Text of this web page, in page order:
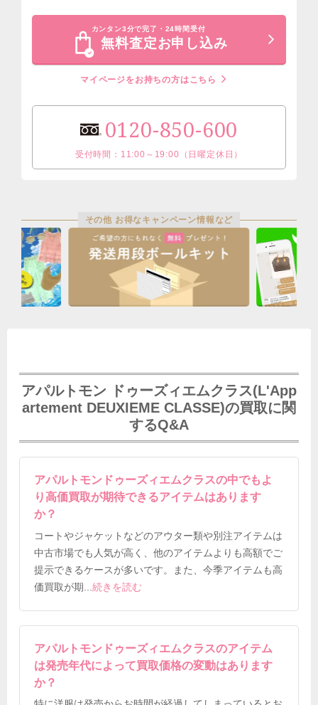
カンタン3分で完了・24時間受付
無料査定お申し込み
マイページをお持ちの方はこちら
0120-850-600
受付時間：11:00～19:00（日曜定休日）
その他 お得なキャンペーン情報など
アパルトモン ドゥーズィエムクラス(L'App
artement DEUXIEME CLASSE)の買取に関
するQ&A
アパルトモンドゥーズィエムクラスの中でもよ
り高価買取が期待できるアイテムはあります
か？
コートやジャケットなどのアウター類や別注アイテムは
中古市場でも人気が高く、他のアイテムよりも高額でご
提示できるケースが多いです。また、今季アイテムも高
価買取が期 ...続きを読む
アパルトモンドゥーズィエムクラスのアイテム
は発売年代によって買取価格の変動はあります
か？